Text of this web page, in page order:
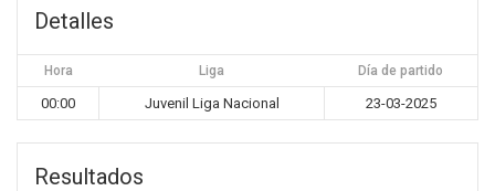
Detalles
Hora Liga Día de partido
00:00 Juvenil Liga Nacional 23-03-2025
Resultados